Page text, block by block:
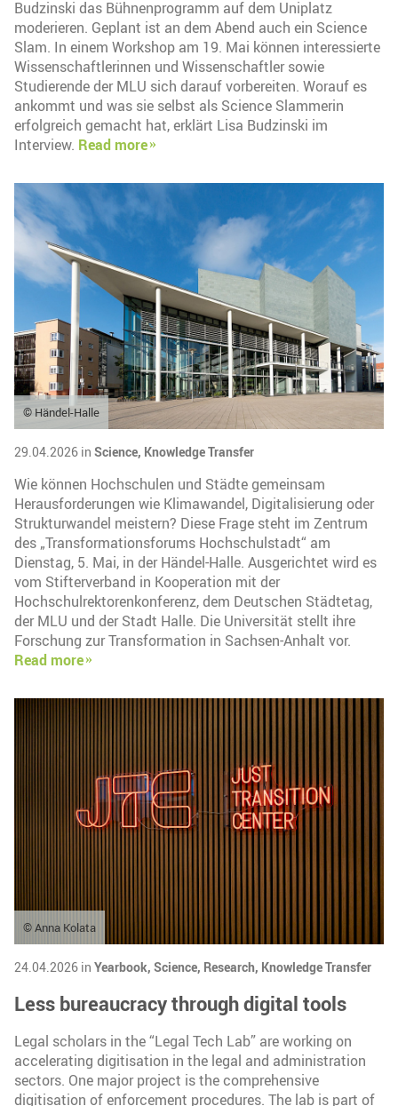
Budzinski das Bühnenprogramm auf dem Uniplatz
moderieren. Geplant ist an dem Abend auch ein Science
Slam. In einem Workshop am 19. Mai können interessierte
Wissenschaftlerinnen und Wissenschaftler sowie
Studierende der MLU sich darauf vorbereiten. Worauf es
ankommt und was sie selbst als Science Slammerin
erfolgreich gemacht hat, erklärt Lisa Budzinski im
Interview. Read more
© Händel-Halle
29.04.2026 in Science, Knowledge Transfer
Wie können Hochschulen und Städte gemeinsam
Herausforderungen wie Klimawandel, Digitalisierung oder
Strukturwandel meistern? Diese Frage steht im Zentrum
des „Transformationsforums Hochschulstadt“ am
Dienstag, 5. Mai, in der Händel-Halle. Ausgerichtet wird es
vom Stifterverband in Kooperation mit der
Hochschulrektorenkonferenz, dem Deutschen Städtetag,
der MLU und der Stadt Halle. Die Universität stellt ihre
Forschung zur Transformation in Sachsen-Anhalt vor.
Read more
© Anna Kolata
24.04.2026 in Yearbook, Science, Research, Knowledge Transfer
Less bureaucracy through digital tools
Legal scholars in the “Legal Tech Lab” are working on
accelerating digitisation in the legal and administration
sectors. One major project is the comprehensive
digitisation of enforcement procedures. The lab is part of